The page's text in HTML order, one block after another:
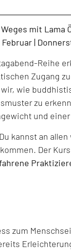
mit Lama
|
Reihe
Zugang
wie
zu
und
kannst an
Der
zum